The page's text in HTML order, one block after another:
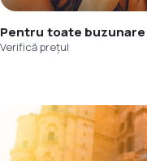
Pentru toate
Verifică prețul